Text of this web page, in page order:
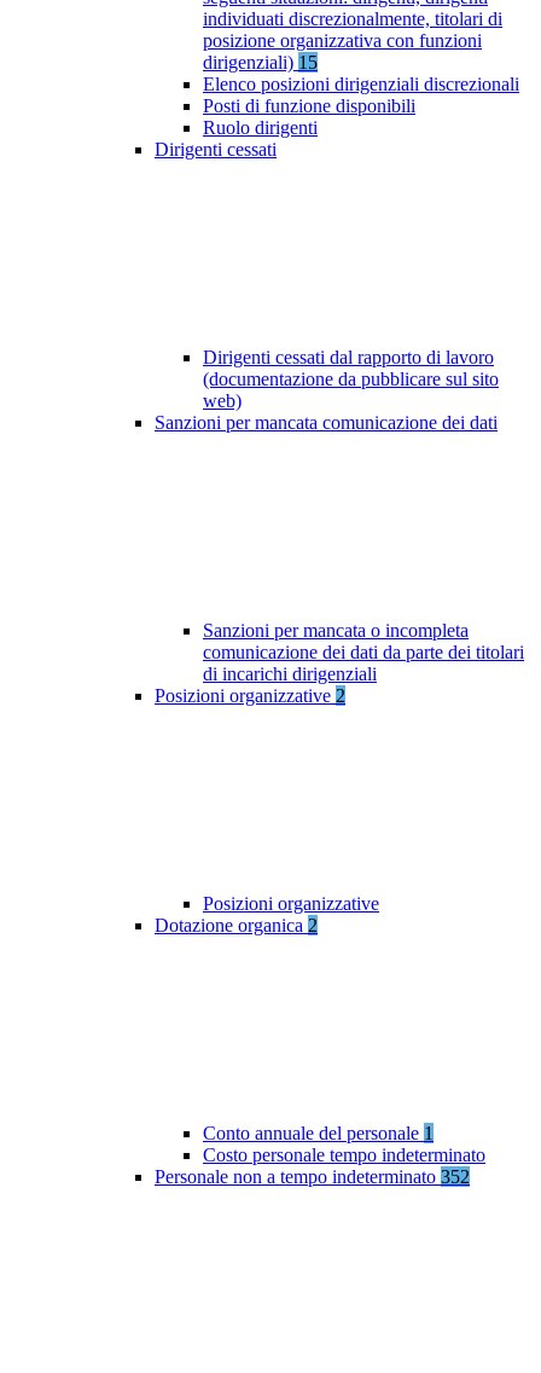
individuati discrezionalmente, titolari di
posizione organizzativa con funzioni
dirigenziali) 15
Elenco posizioni dirigenziali discrezionali
Posti di funzione disponibili
Ruolo dirigenti
Dirigenti cessati
Dirigenti cessati dal rapporto di lavoro
(documentazione da pubblicare sul sito
web)
Sanzioni per mancata comunicazione dei dati
Sanzioni per mancata o incompleta
comunicazione dei dati da parte dei titolari
di incarichi dirigenziali
Posizioni organizzative 2
Posizioni organizzative
Dotazione organica 2
Conto annuale del personale 1
Costo personale tempo indeterminato
Personale non a tempo indeterminato 352